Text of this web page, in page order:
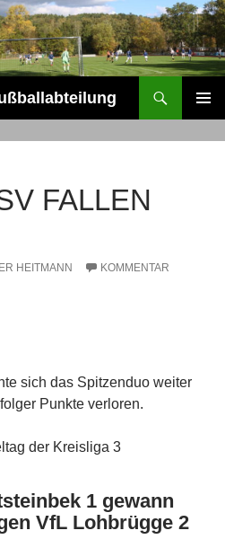
MENÜ
FALLEN
HEITMANN
KOMMENTAR
sich das Spitzenduo weiter
Punkte verloren.
der Kreisliga 3
1 gewann
VfL Lohbrügge 2